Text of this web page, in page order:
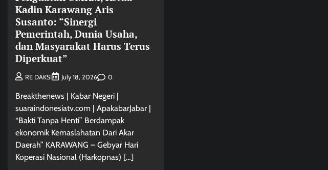
Kadin Karawang Aris
Susanto: “Sinergi
Pemerintah, Dunia Usaha,
dan Masyarakat Harus Terus
Diperkuat”
RE DAKSI July 18, 2026 0
Breakthenews | Kabar Negeri |
suaraindonesiatv.com | ApakabarJabar |
“Bakti Tanpa Henti” Berdampak
ekonomik Kemaslahatan Dari Akar
Daerah” KARAWANG – Gebyar Hari
Koperasi Nasional (Harkopnas) […]